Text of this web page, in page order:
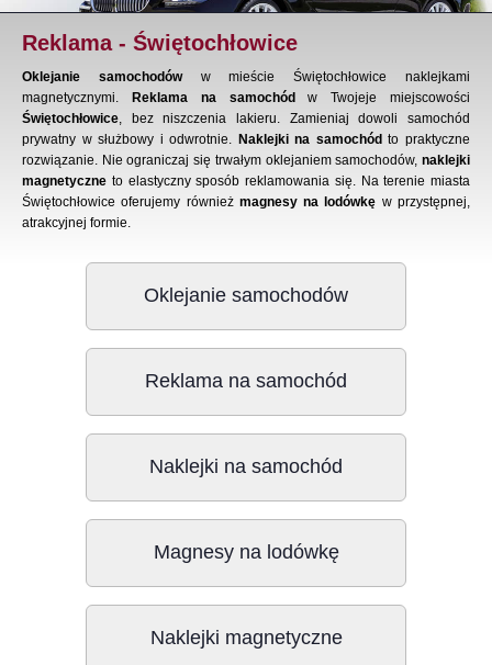
Reklama - Świętochłowice
Oklejanie samochodóww mieście Świętochłowice naklejkami
magnetycznymi.
Reklama na samochód
w Twojeje miejscowości
Świętochłowice, bez niszczenia lakieru. Zamieniaj dowoli samochód
prywatny w służbowy i odwrotnie. Naklejki na samochód to praktyczne
rozwiązanie. Nie ograniczaj się trwałym oklejaniem samochodów, naklejki
magnetyczne to elastyczny sposób reklamowania się. Na terenie miasta
Świętochłowice oferujemy również magnesy na lodówkę w przystępnej,
atrakcyjnej formie.
Oklejanie samochodów
Reklama na samochód
Naklejki na samochód
Magnesy na lodówkę
Naklejki magnetyczne